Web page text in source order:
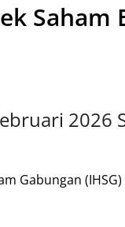
Saham
2026